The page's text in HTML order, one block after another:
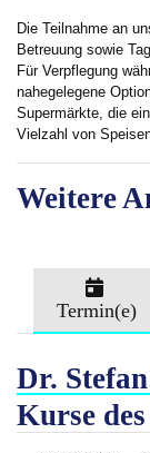
Die Teilnahme an
Betreuung sowie
Für Verpflegung
nahegelegene
Supermärkte, die
Vielzahl von
Weitere
Termin(e)
Dr.
Kurse